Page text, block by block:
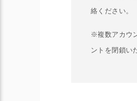
絡ください。
※複数アカウ
ントを閉鎖い